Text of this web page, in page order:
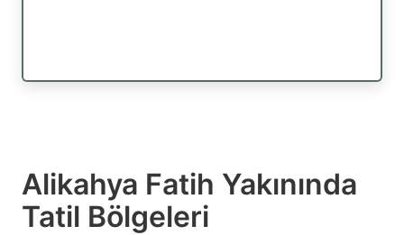
Alikahya Fatih Yakınında
Tatil Bölgeleri